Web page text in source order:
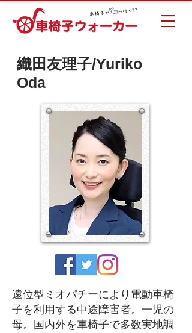
織田友理子/Yuriko
Oda
遠位型ミオパチーにより電動車椅
子を利用する中途障害者。一児の
母。国内外を車椅子で多数実地調